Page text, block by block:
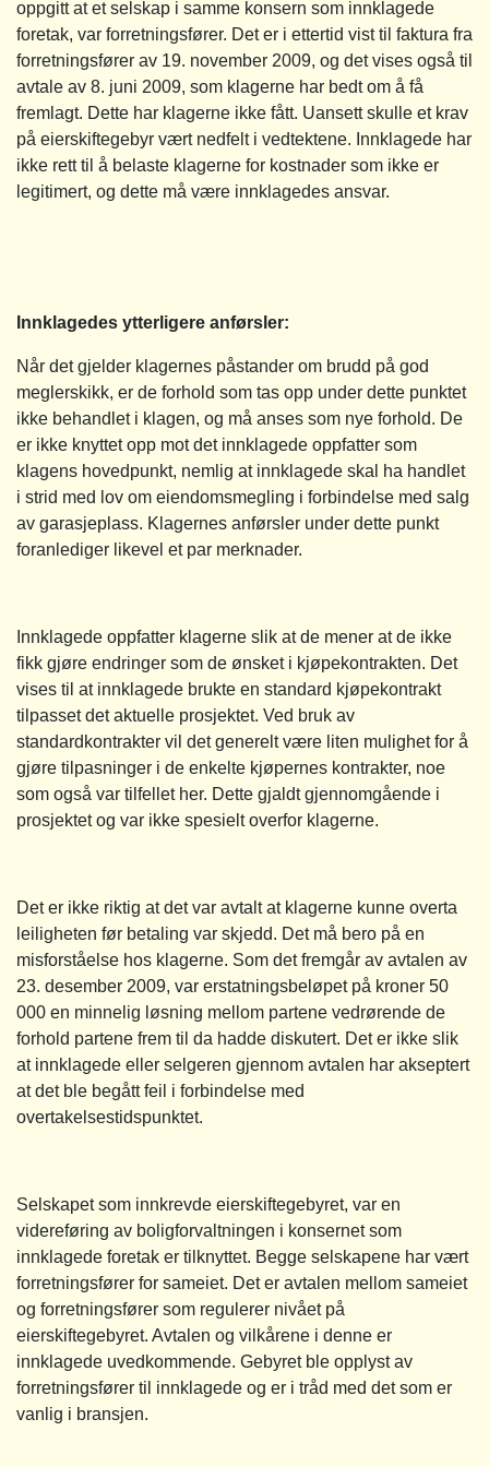
oppgitt at et selskap i samme konsern som innklagede
foretak, var forretningsfører. Det er i ettertid vist til faktura fra
forretningsfører av 19. november 2009, og det vises også til
avtale av 8. juni 2009, som klagerne har bedt om å få
fremlagt. Dette har klagerne ikke fått. Uansett skulle et krav
på eierskiftegebyr vært nedfelt i vedtektene. Innklagede har
ikke rett til å belaste klagerne for kostnader som ikke er
legitimert, og dette må være innklagedes ansvar.
Innklagedes ytterligere anførsler:
Når det gjelder klagernes påstander om brudd på god
meglerskikk, er de forhold som tas opp under dette punktet
ikke behandlet i klagen, og må anses som nye forhold. De
er ikke knyttet opp mot det innklagede oppfatter som
klagens hovedpunkt, nemlig at innklagede skal ha handlet
i strid med lov om eiendomsmegling i forbindelse med salg
av garasjeplass. Klagernes anførsler under dette punkt
foranlediger likevel et par merknader.
Innklagede oppfatter klagerne slik at de mener at de ikke
fikk gjøre endringer som de ønsket i kjøpekontrakten. Det
vises til at innklagede brukte en standard kjøpekontrakt
tilpasset det aktuelle prosjektet. Ved bruk av
standardkontrakter vil det generelt være liten mulighet for å
gjøre tilpasninger i de enkelte kjøpernes kontrakter, noe
som også var tilfellet her. Dette gjaldt gjennomgående i
prosjektet og var ikke spesielt overfor klagerne.
Det er ikke riktig at det var avtalt at klagerne kunne overta
leiligheten før betaling var skjedd. Det må bero på en
misforståelse hos klagerne. Som det fremgår av avtalen av
23. desember 2009, var erstatningsbeløpet på kroner 50
000 en minnelig løsning mellom partene vedrørende de
forhold partene frem til da hadde diskutert. Det er ikke slik
at innklagede eller selgeren gjennom avtalen har akseptert
at det ble begått feil i forbindelse med
overtakelsestidspunktet.
Selskapet som innkrevde eierskiftegebyret, var en
videreføring av boligforvaltningen i konsernet som
innklagede foretak er tilknyttet. Begge selskapene har vært
forretningsfører for sameiet. Det er avtalen mellom sameiet
og forretningsfører som regulerer nivået på
eierskiftegebyret. Avtalen og vilkårene i denne er
innklagede uvedkommende. Gebyret ble opplyst av
forretningsfører til innklagede og er i tråd med det som er
vanlig i bransjen.